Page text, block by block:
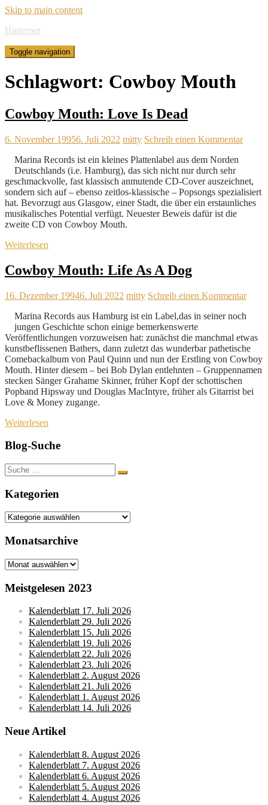
Skip to main content
Hinternet
Toggle navigation
Schlagwort: Cowboy Mouth
Cowboy Mouth: Love Is Dead
6. November 19956. Juli 2022 mitty Schreib einen Kommentar
Marina Records ist ein kleines Plattenlabel aus dem Norden
Deutschlands (i.e. Hamburg), das sich nicht nur durch sehr
geschmackvolle, fast klassisch anmutende CD-Cover auszeichnet,
sondern sich auf – ebenso zeitlos-klassische – Popsongs spezialisiert
hat. Bevorzugt aus Glasgow, einer Stadt, die über ein erstaunliches
musikalisches Potential verfügt. Neuester Beweis dafür ist die
zweite CD von Cowboy Mouth.
Weiterlesen
Cowboy Mouth: Life As A Dog
16. Dezember 19946. Juli 2022 mitty Schreib einen Kommentar
Marina Records aus Hamburg ist ein Label,das in seiner noch
jungen Geschichte schon einige bemerkenswerte
Veröffentlichungen vorzuweisen hat: zunächst die manchmal etwas
kunstbeflissenen Bathers, dann zuletzt das wunderbar pathetische
Comebackalbum von Paul Quinn und nun der Erstling von Cowboy
Mouth. Hinter diesem – bei Bob Dylan entlehnten – Gruppennamen
stecken Sänger Grahame Skinner, früher Kopf der schottischen
Popband Hipsway und Douglas MacIntyre, früher als Gitarrist bei
Love & Money zugange.
Weiterlesen
Blog-Suche
Suche
nach:
Kategorien
Kategorien
Monatsarchive
Monatsarchive
Meistgelesen 2023
Kalenderblatt 17. Juli 2026
Kalenderblatt 29. Juli 2026
Kalenderblatt 15. Juli 2026
Kalenderblatt 19. Juli 2026
Kalenderblatt 22. Juli 2026
Kalenderblatt 23. Juli 2026
Kalenderblatt 2. August 2026
Kalenderblatt 21. Juli 2026
Kalenderblatt 1. August 2026
Kalenderblatt 14. Juli 2026
Neue Artikel
Kalenderblatt 8. August 2026
Kalenderblatt 7. August 2026
Kalenderblatt 6. August 2026
Kalenderblatt 5. August 2026
Kalenderblatt 4. August 2026